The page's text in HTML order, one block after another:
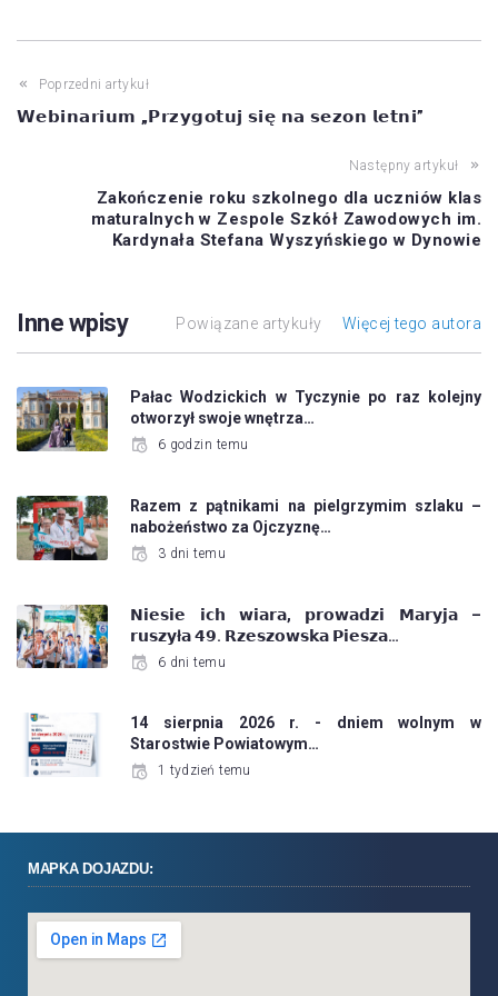
Poprzedni artykuł
𝗪𝗲𝗯𝗶𝗻𝗮𝗿𝗶𝘂𝗺 „𝗣𝗿𝘇𝘆𝗴𝗼𝘁𝘂𝗷 𝘀𝗶𝗲̨ 𝗻𝗮 𝘀𝗲𝘇𝗼𝗻 𝗹𝗲𝘁𝗻𝗶”
Następny artykuł
Zakończenie roku szkolnego dla uczniów klas
maturalnych w Zespole Szkół Zawodowych im.
Kardynała Stefana Wyszyńskiego w Dynowie
Inne wpisy Powiązane artykuły Więcej tego autora
Pałac Wodzickich w Tyczynie po raz kolejny
otworzył swoje wnętrza…
6 godzin temu
Razem z pątnikami na pielgrzymim szlaku –
nabożeństwo za Ojczyznę…
3 dni temu
𝗡𝗶𝗲𝘀𝗶𝗲 𝗶𝗰𝗵 𝘄𝗶𝗮𝗿𝗮, 𝗽𝗿𝗼𝘄𝗮𝗱𝘇𝗶 𝗠𝗮𝗿𝘆𝗷𝗮 –
𝗿𝘂𝘀𝘇𝘆ł𝗮 𝟰𝟵. 𝗥𝘇𝗲𝘀𝘇𝗼𝘄𝘀𝗸𝗮 𝗣𝗶𝗲𝘀𝘇𝗮…
6 dni temu
14 sierpnia 2026 r. - dniem wolnym w
Starostwie Powiatowym…
1 tydzień temu
MAPKA DOJAZDU: